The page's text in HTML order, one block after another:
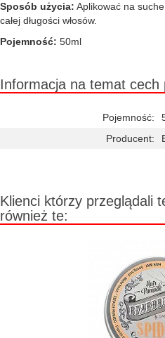
Sposób użycia: Aplikować na
całej długości włosów.
Pojemność: 50ml
Informacja na temat cech
Pojemność:
Producent:
Klienci którzy przeglądali
również te: